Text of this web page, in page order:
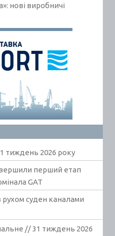
нові виробничі
тиждень 2026 року
перший етап
GAT
рухом суден каналами
// 31 тиждень 2026